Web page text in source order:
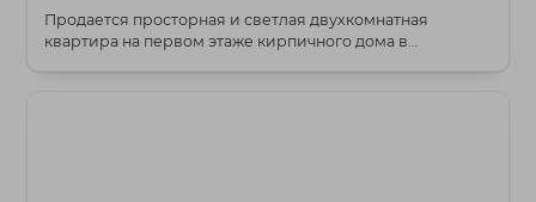
Продается просторная и светлая двухкомнатная
квартира на первом этаже кирпичного дома в